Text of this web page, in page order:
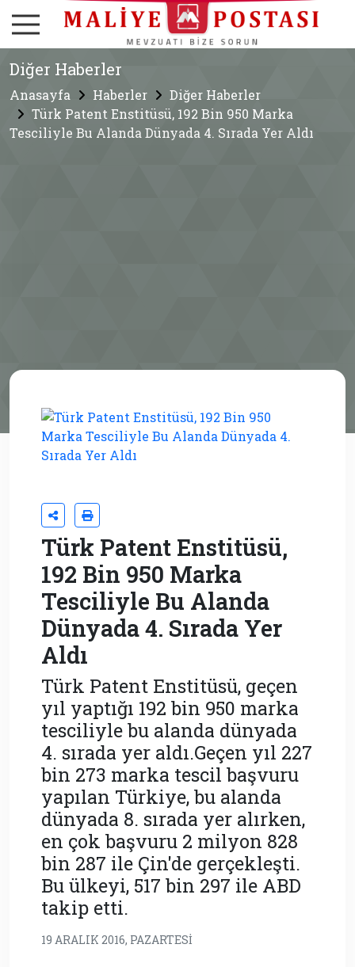
Diğer Haberler
Anasayfa Haberler
Diğer Haberler
Türk Patent Enstitüsü, 192 Bin 950 Marka
Tesciliyle Bu Alanda Dünyada 4. Sırada Yer Aldı
Türk Patent Enstitüsü,
192 Bin 950 Marka
Tesciliyle Bu Alanda
Dünyada 4. Sırada Yer
Aldı
Türk Patent Enstitüsü, geçen
yıl yaptığı 192 bin 950 marka
tesciliyle bu alanda dünyada
4. sırada yer aldı.Geçen yıl 227
bin 273 marka tescil başvuru
yapılan Türkiye, bu alanda
dünyada 8. sırada yer alırken,
en çok başvuru 2 milyon 828
bin 287 ile Çin'de gerçekleşti.
Bu ülkeyi, 517 bin 297 ile ABD
takip etti.
19 ARALIK 2016, PAZARTESI